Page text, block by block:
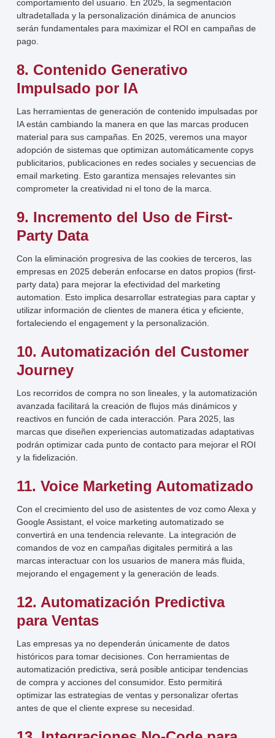
comportamiento del usuario. En 2025, la segmentación
ultradetallada y la personalización dinámica de anuncios
serán fundamentales para maximizar el ROI en campañas de
pago.
8. Contenido Generativo
Impulsado por IA
Las herramientas de generación de contenido impulsadas por
IA están cambiando la manera en que las marcas producen
material para sus campañas. En 2025, veremos una mayor
adopción de sistemas que optimizan automáticamente copys
publicitarios, publicaciones en redes sociales y secuencias de
email marketing. Esto garantiza mensajes relevantes sin
comprometer la creatividad ni el tono de la marca.
9. Incremento del Uso de First-
Party Data
Con la eliminación progresiva de las cookies de terceros, las
empresas en 2025 deberán enfocarse en datos propios (first-
party data) para mejorar la efectividad del marketing
automation. Esto implica desarrollar estrategias para captar y
utilizar información de clientes de manera ética y eficiente,
fortaleciendo el engagement y la personalización.
10. Automatización del Customer
Journey
Los recorridos de compra no son lineales, y la automatización
avanzada facilitará la creación de flujos más dinámicos y
reactivos en función de cada interacción. Para 2025, las
marcas que diseñen experiencias automatizadas adaptativas
podrán optimizar cada punto de contacto para mejorar el ROI
y la fidelización.
11. Voice Marketing Automatizado
Con el crecimiento del uso de asistentes de voz como Alexa y
Google Assistant, el voice marketing automatizado se
convertirá en una tendencia relevante. La integración de
comandos de voz en campañas digitales permitirá a las
marcas interactuar con los usuarios de manera más fluida,
mejorando el engagement y la generación de leads.
12. Automatización Predictiva
para Ventas
Las empresas ya no dependerán únicamente de datos
históricos para tomar decisiones. Con herramientas de
automatización predictiva, será posible anticipar tendencias
de compra y acciones del consumidor. Esto permitirá
optimizar las estrategias de ventas y personalizar ofertas
antes de que el cliente exprese su necesidad.